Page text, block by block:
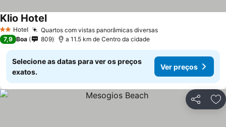
2 Estrelas
Hotel Quartos com vistas panorâmicas diversas
Klio Hotel
7,9 Boa 809 a 11.5 km de Centro da cidade
Selecione as datas para ver os preços
exatos.
Ver preços
Partilhar